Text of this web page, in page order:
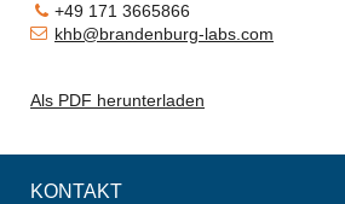
+49 171 3665866
khb@brandenburg-labs.com
Als PDF herunterladen
KONTAKT